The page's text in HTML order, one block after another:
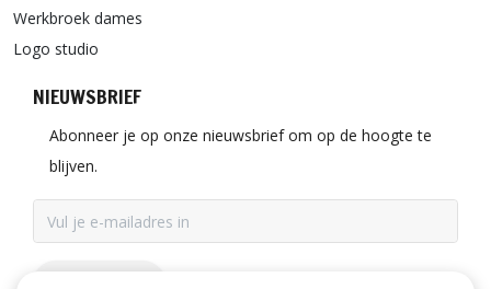
Werkbroek dames
Logo studio
NIEUWSBRIEF
Abonneer je op onze nieuwsbrief om op de hoogte te
blijven.